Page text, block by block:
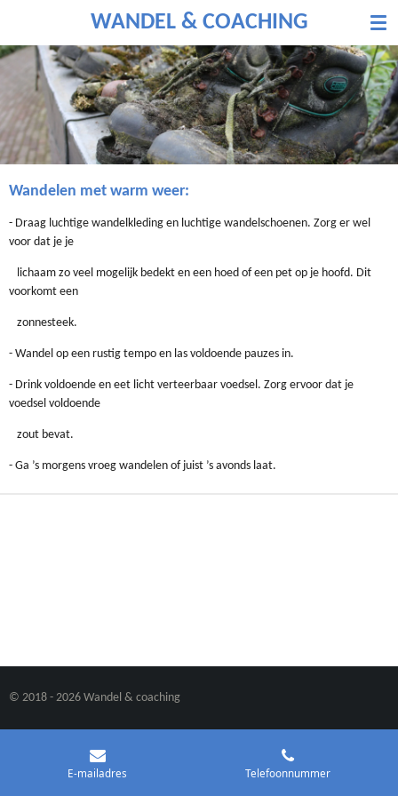
naar
hoofdinhoud
WANDEL & COACHING
Wandelen met warm weer:
- Draag luchtige wandelkleding en luchtige wandelschoenen. Zorg er wel
voor dat je je
lichaam zo veel mogelijk bedekt en een hoed of een pet op je hoofd. Dit
voorkomt een
zonnesteek.
- Wandel op een rustig tempo en las voldoende pauzes in.
- Drink voldoende en eet licht verteerbaar voedsel. Zorg ervoor dat je
voedsel voldoende
zout bevat.
- Ga ’s morgens vroeg wandelen of juist ’s avonds laat.
© 2018 - 2026 Wandel & coaching
E-mailadres Telefoonnummer